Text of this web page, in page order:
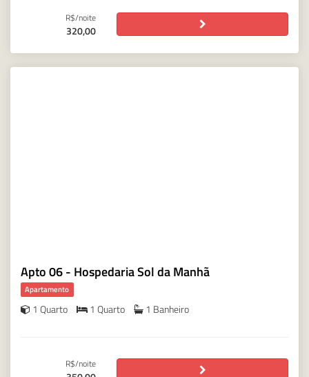
R$/noite
320,00
Apto 06 - Hospedaria Sol da Manhã
Apartamento
1 Quarto 1 Quarto 1 Banheiro
R$/noite